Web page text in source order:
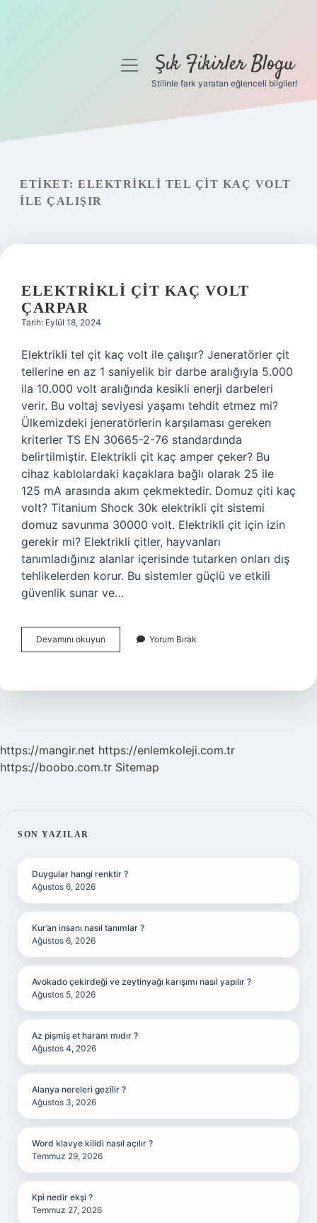
Gizlilik Politikası
Hakkımızda
menüyüŞık Fikirler Blogu
Stilinle fark yaratan eğlenceli bilgiler!
ETIKET: ELEKTRIKLI TEL ÇIT KAÇ VOLT
ILE ÇALIŞIR
ELEKTRIKLI ÇIT KAÇ VOLT
ÇARPAR
Tarih: Eylül 18, 2024
Elektrikli tel çit kaç volt ile çalışır? Jeneratörler çit
tellerine en az 1 saniyelik bir darbe aralığıyla 5.000
ila 10.000 volt aralığında kesikli enerji darbeleri
verir. Bu voltaj seviyesi yaşamı tehdit etmez mi?
Ülkemizdeki jeneratörlerin karşılaması gereken
kriterler TS EN 30665-2-76 standardında
belirtilmiştir. Elektrikli çit kaç amper çeker? Bu
cihaz kablolardaki kaçaklara bağlı olarak 25 ile
125 mA arasında akım çekmektedir. Domuz çiti kaç
volt? Titanium Shock 30k elektrikli çit sistemi
domuz savunma 30000 volt. Elektrikli çit için izin
gerekir mi? Elektrikli çitler, hayvanları
tanımladığınız alanlar içerisinde tutarken onları dış
tehlikelerden korur. Bu sistemler güçlü ve etkili
güvenlik sunar ve…
Devamını okuyun Elektrikli
Çit
Çarpar
Yorum Bırak
https://mangir.net https://enlemkoleji.com.tr
https://boobo.com.tr Sitemap
SIDEBAR
SON YAZILAR
Duygular hangi renktir ?
Ağustos 6, 2026
Kur’an insanı nasıl tanımlar ?
Ağustos 6, 2026
Avokado çekirdeği ve zeytinyağı karışımı nasıl yapılır ?
Ağustos 5, 2026
Az pişmiş et haram mıdır ?
Ağustos 4, 2026
Alanya nereleri gezilir ?
Ağustos 3, 2026
Word klavye kilidi nasıl açılır ?
Temmuz 29, 2026
Kpi nedir ekşi ?
Temmuz 27, 2026